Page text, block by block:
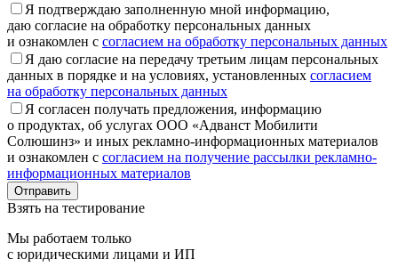
Я подтверждаю заполненную мной информацию,
даю согласие на обработку персональных данных
и ознакомлен с согласием на обработку персональных данных
Я даю согласие на передачу третьим лицам персональных
данных в порядке и на условиях, установленных согласием
на обработку персональных данных
Я согласен получать предложения, информацию
о продуктах, об услугах ООО «Адванст Мобилити
Солюшинз» и иных рекламно-информационных материалов
и ознакомлен с согласием на получение рассылки рекламно-
информационных материалов
Отправить
Взять на тестирование
Мы работаем только
с юридическими лицами и ИП